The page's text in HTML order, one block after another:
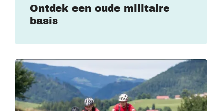
Ontdek een oude militaire
basis